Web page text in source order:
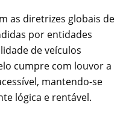
as diretrizes globais de
por entidades
de veículos
cumpre com louvor a
mantendo-se
lógica e rentável.